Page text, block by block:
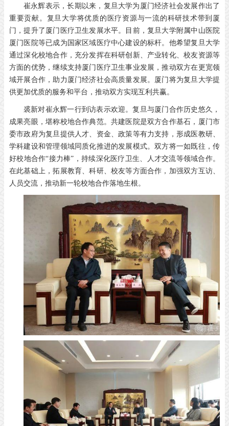
崔永辉表示，长期以来，复旦大学为厦门经济社会发展作出了
重要贡献。复旦大学将优质的医疗资源与一流的科研技术带到厦
门，提升了厦门医疗卫生发展水平。目前，复旦大学附属中山医院
厦门医院等已成为国家区域医疗中心建设的标杆。他希望复旦大学
通过深化校地合作，充分发挥在科研创新、产业转化、校友资源等
方面的优势，继续支持厦门医疗卫生事业发展，推动双方在更宽领
域开展合作，助力厦门经济社会高质量发展。厦门将为复旦大学提
供更加优质的服务和平台，推动双方实现互利共赢。
裘新对崔永辉一行到访表示欢迎。复旦与厦门合作历史悠久，
成果亮眼，堪称校地合作典范。共建医院是双方合作基石，厦门市
委市政府为复旦提供人才、资金、政策等有力支持，形成医教研、
学科建设和管理领域同质化推进的发展模式。双方将一如既往，传
好校地合作“接力棒”，持续深化医疗卫生、人才交流等领域合作。
在此基础上，拓展教育、科研、校友等方面合作，加强双方互访、
人员交流，推动新一轮校地合作落地生根。